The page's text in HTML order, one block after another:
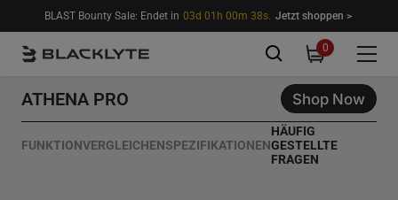
Zum Inhalt springen
BLAST Bounty Sale: Endet in 03d 01h 00m 36s. Jetzt shoppen >
00
ATHENA PRO Shop Now
FUNKTIONVERGLEICHENSPEZIFIKATIONEN
HÄUFIG
GESTELLTE
FRAGEN